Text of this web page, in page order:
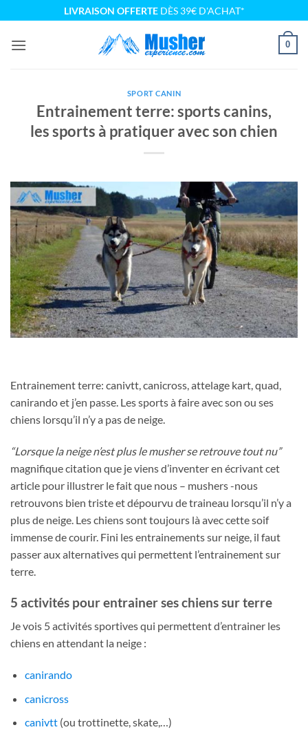
au
contenu
LIVRAISON OFFERTEDÈS 39€ D'ACHAT*
0
SPORT CANIN
Entrainement terre: sports canins,
les sports à pratiquer avec son chien
Entrainement terre: canivtt, canicross, attelage kart, quad,
canirando et j’en passe. Les sports à faire avec son ou ses
chiens lorsqu’il n’y a pas de neige.
“Lorsque la neige n’est plus le musher se retrouve tout nu”
magnifique citation que je viens d’inventer en écrivant cet
article pour illustrer le fait que nous – mushers -nous
retrouvons bien triste et dépourvu de traineau lorsqu’il n’y a
plus de neige. Les chiens sont toujours là avec cette soif
immense de courir. Fini les entrainements sur neige, il faut
passer aux alternatives qui permettent l’entrainement sur
terre.
5 activités pour entrainer ses chiens sur terre
Je vois 5 activités sportives qui permettent d’entrainer les
chiens en attendant la neige :
canirando
canicross
canivtt(ou trottinette, skate,…)